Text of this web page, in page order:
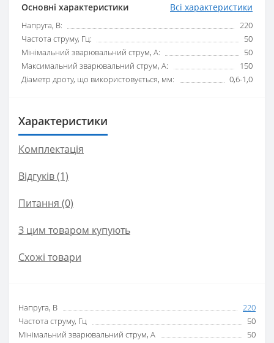
Основні характеристики Всі характеристики
Напруга, В:
220
Частота струму, Гц:
50
Мінімальний зварювальний струм, А:
50
Максимальний зварювальний струм, А:
150
Діаметр дроту, що використовується, мм:
0,6-1,0
Характеристики
Комплектація
Відгуків (1)
Питання (0)
З цим товаром купують
Схожі товари
Напруга, В
220
Частота струму, Гц
50
Мінімальний зварювальний струм, А
50